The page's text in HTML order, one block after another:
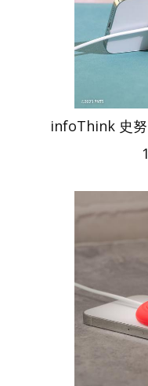
infoThink 史